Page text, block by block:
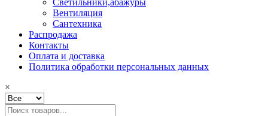
Светильники,абажуры
Вентиляция
Сантехника
Распродажа
Контакты
Оплата и доставка
Политика обработки персональных данных
×